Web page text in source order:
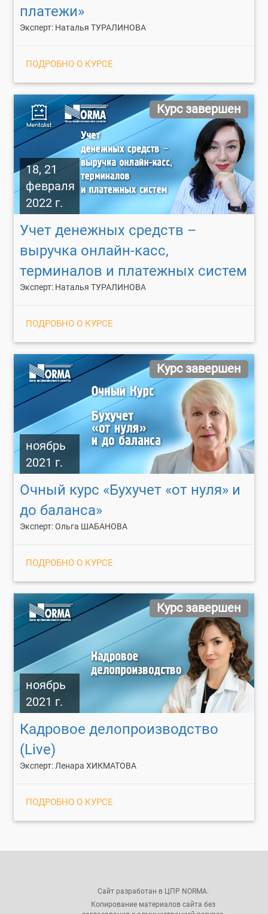
платежи»
Эксперт: Наталья ТУРАЛИНОВА
ПОДРОБНО О КУРСЕ
18, 21
февраля
2022 г.
Курс завершен
Учет денежных средств –
выручка онлайн-касс,
терминалов и платежных систем
Эксперт: Наталья ТУРАЛИНОВА
ПОДРОБНО О КУРСЕ
ноябрь
2021 г.
Курс завершен
Очный курс «Бухучет «от нуля» и
до баланса»
Эксперт: Ольга ШАБАНОВА
ПОДРОБНО О КУРСЕ
ноябрь
2021 г.
Курс завершен
Кадровое делопроизводство
(Live)
Эксперт: Ленара ХИКМАТОВА
ПОДРОБНО О КУРСЕ
Сайт разработан в ЦПР NORMA.
Копирование материалов сайта без